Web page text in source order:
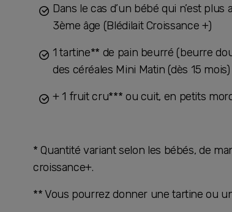
Dans le cas d’un bébé qui n’est
3ème âge (Blédilait Croissance +)
1 tartine** de pain beurré (beurre
des céréales Mini Matin (dès 15
+ 1 fruit cru*** ou cuit, en petits
* Quantité variant selon les bébés, de
croissance+.
** Vous pourrez donner une tartine ou